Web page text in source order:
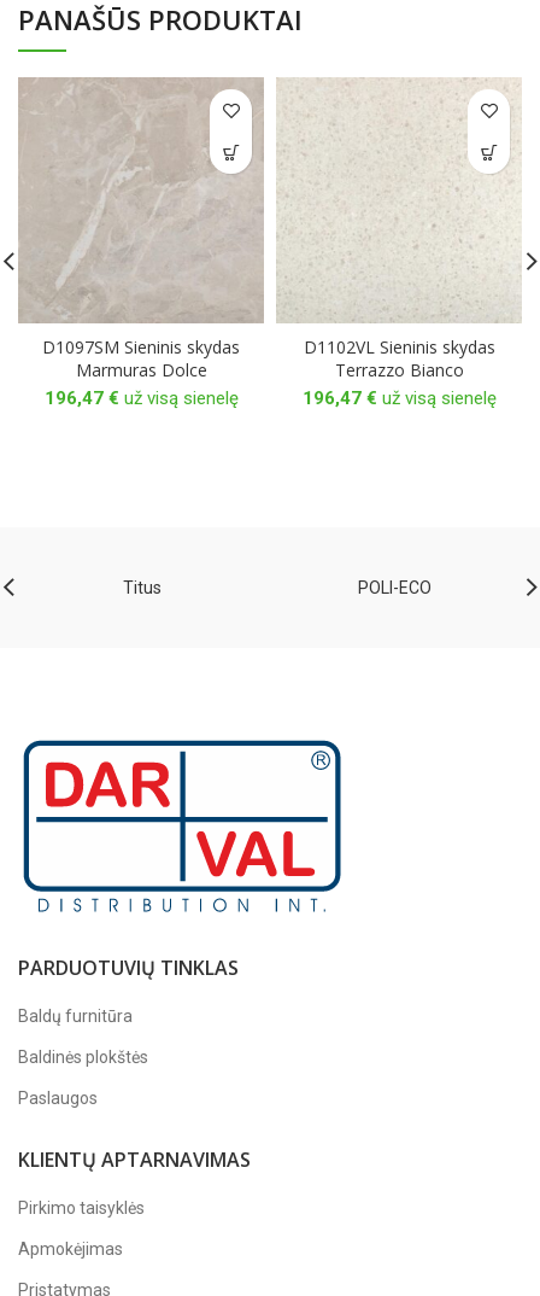
PANAŠŪS PRODUKTAI
D1097SM Sieninis skydas
Marmuras Dolce
196,47 € už visą sienelę
D1102VL Sieninis skydas
Terrazzo Bianco
196,47 € už visą sienelę
Titus POLI-ECO
PARDUOTUVIŲ TINKLAS
Baldų furnitūra
Baldinės plokštės
Paslaugos
KLIENTŲ APTARNAVIMAS
Pirkimo taisyklės
Apmokėjimas
Pristatymas